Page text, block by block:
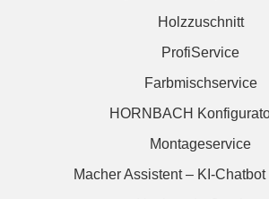
Holzzuschnitt
ProfiService
Farbmischservice
HORNBACH
Montageservice
Macher Assistent – KI-